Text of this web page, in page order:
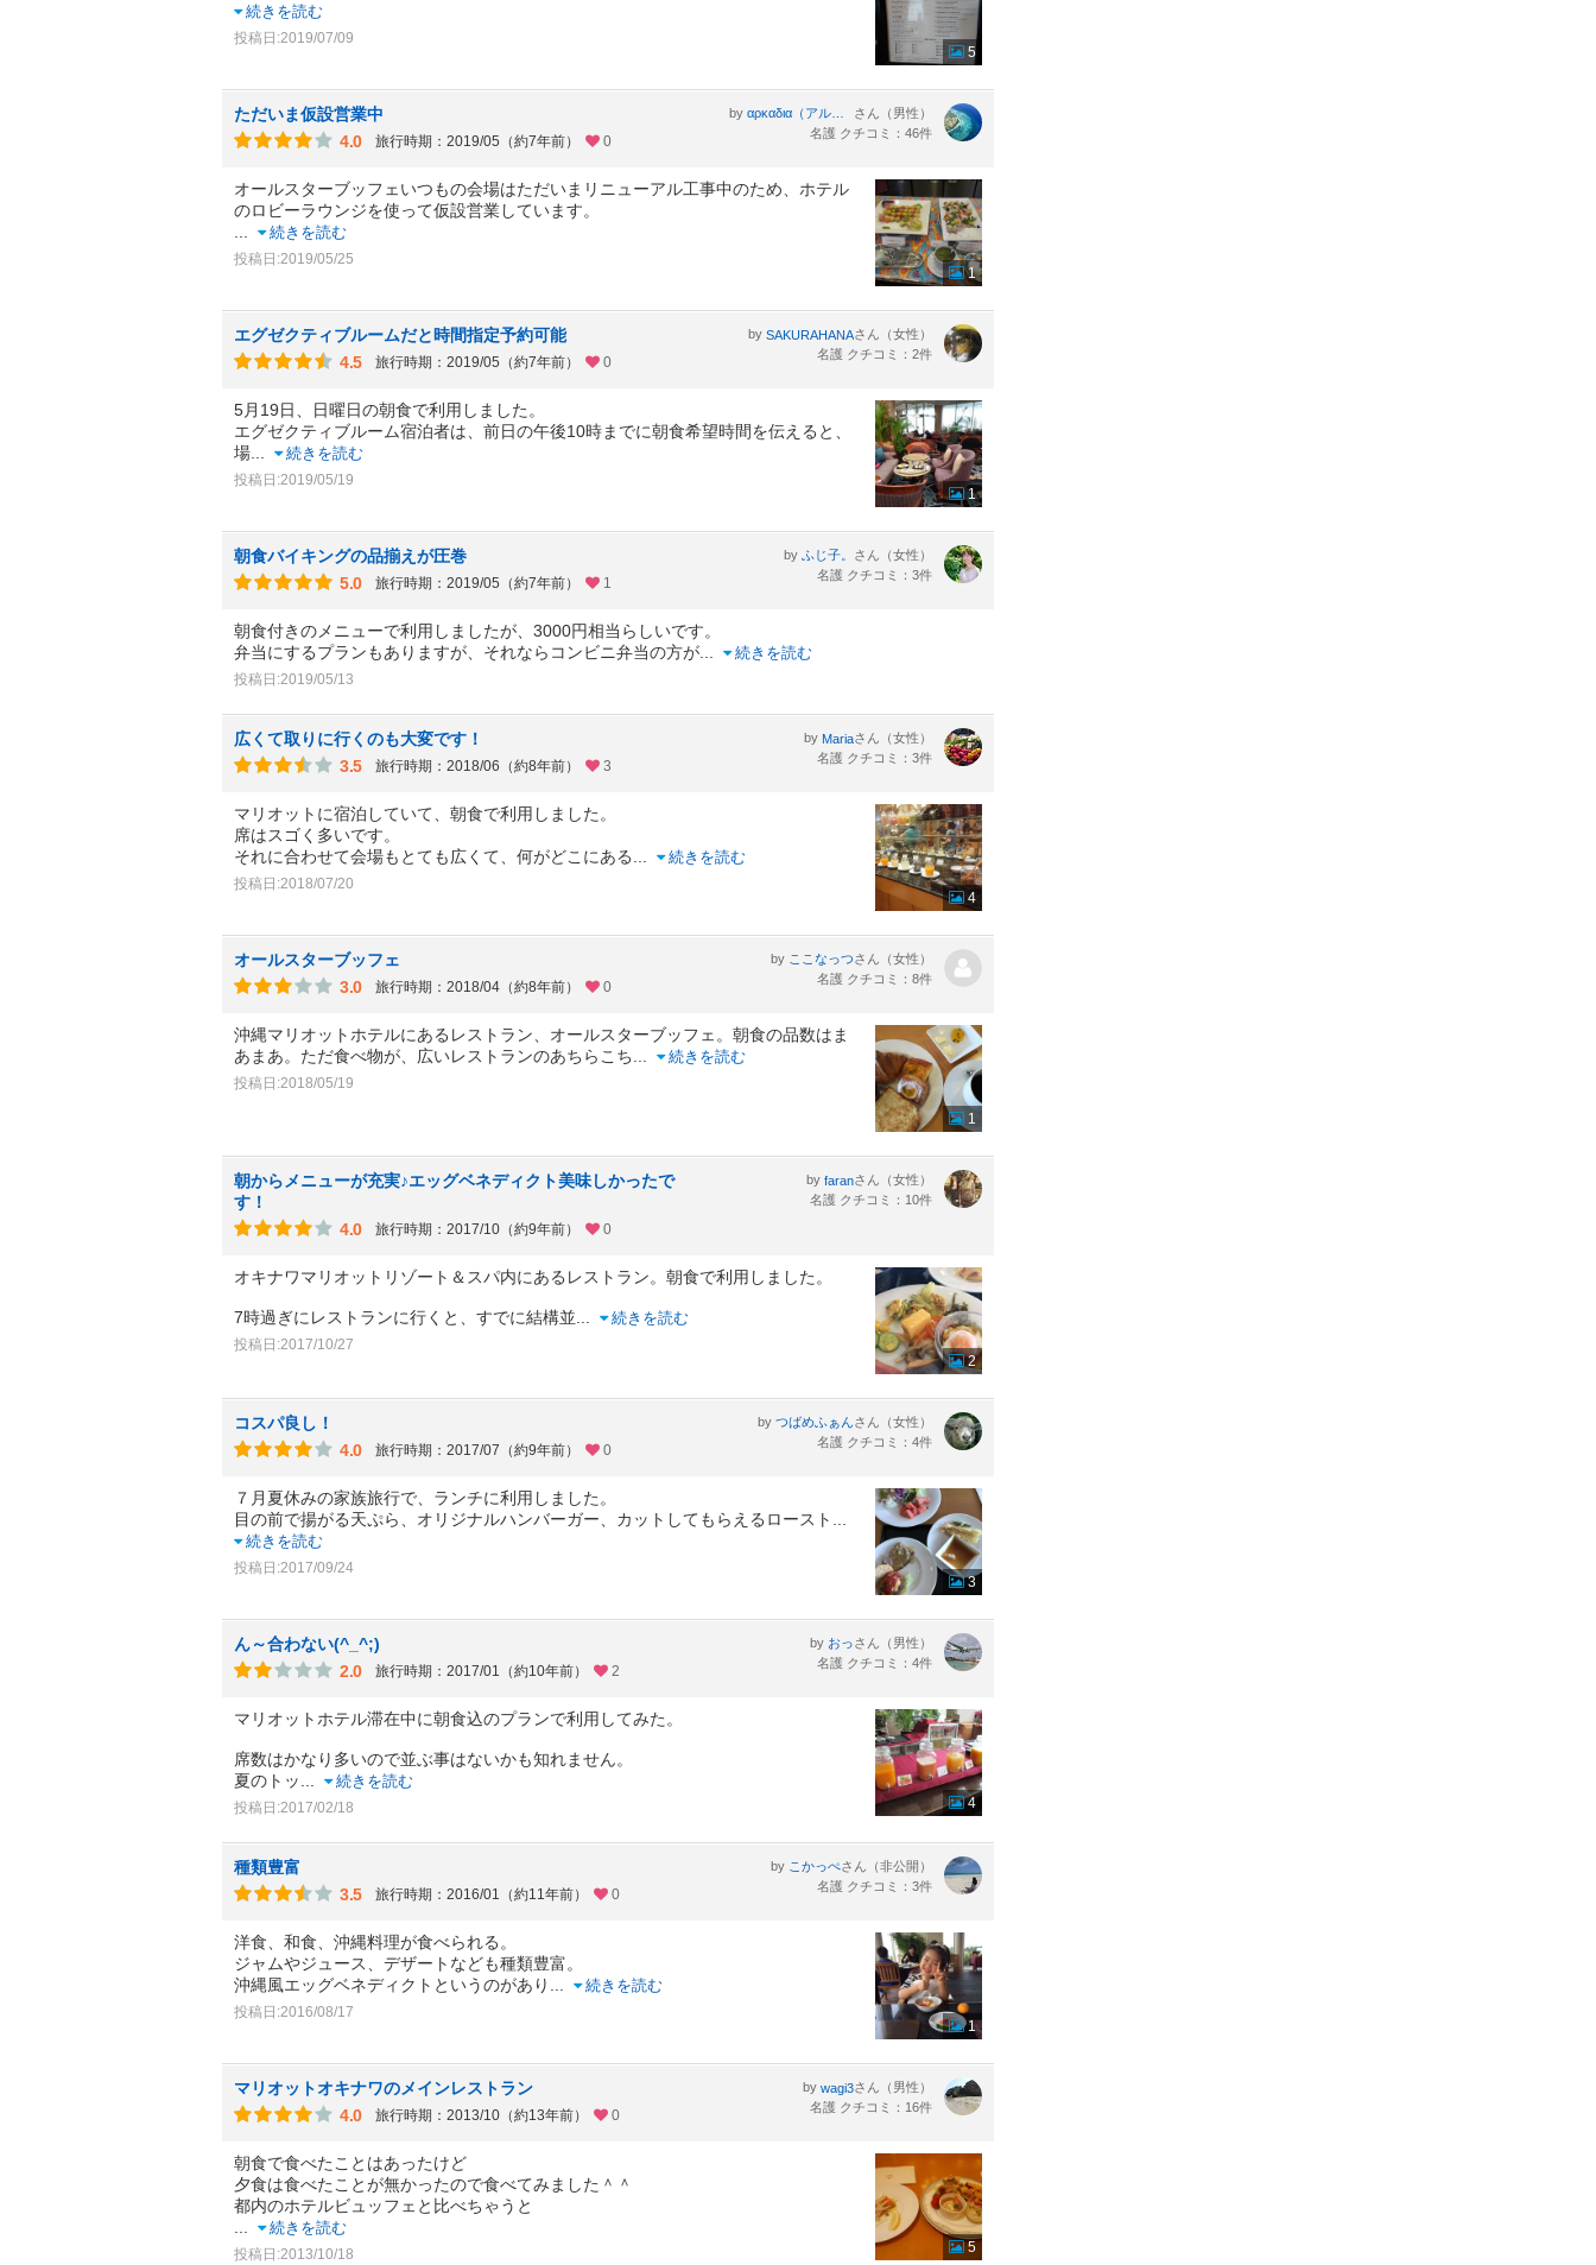
続きを読む
投稿日:2019/07/09
5
ただいま仮設営業中
4.0
旅行時期：2019/05（約7年前） 0
by
さん（男性）
名護 クチコミ：46件
オールスターブッフェいつもの会場はただいまリニューアル工事中のため、ホテル
のロビーラウンジを使って仮設営業しています。
続きを読む
投稿日:2019/05/25
1
エグゼクティブルームだと時間指定予約可能
4.5
旅行時期：2019/05（約7年前） 0
by SAKURAHANAさん（女性）
名護 クチコミ：2件
5月19日、日曜日の朝食で利用しました。
エグゼクティブルーム宿泊者は、前日の午後10時までに朝食希望時間を伝えると、
場
続きを読む
投稿日:2019/05/19
1
朝食バイキングの品揃えが圧巻
5.0
旅行時期：2019/05（約7年前） 1
by ふじ子。 さん（女性）
名護 クチコミ：3件
朝食付きのメニューで利用しましたが、3000円相当らしいです。
弁当にするプランもありますが、それならコンビニ弁当の方が
続きを読む
投稿日:2019/05/13
広くて取りに行くのも大変です！
3.5
旅行時期：2018/06（約8年前） 3
by Mariaさん（女性）
名護 クチコミ：3件
マリオットに宿泊していて、朝食で利用しました。
席はスゴく多いです。
それに合わせて会場もとても広くて、何がどこにある
続きを読む
投稿日:2018/07/20
4
オールスターブッフェ
3.0
旅行時期：2018/04（約8年前） 0
by ここなっつさん（女性）
名護 クチコミ：8件
沖縄マリオットホテルにあるレストラン、オールスターブッフェ。朝食の品数はま
あまあ。ただ食べ物が、広いレストランのあちらこち
続きを読む
投稿日:2018/05/19
1
朝からメニューが充実♪エッグベネディクト美味しかったで
す！
4.0
旅行時期：2017/10（約9年前） 0
by faranさん（女性）
名護 クチコミ：10件
オキナワマリオットリゾート＆スパ内にあるレストラン。朝食で利用しました。
7時過ぎにレストランに行くと、すでに結構並 続きを読む
投稿日:2017/10/27
2
コスパ良し！
4.0
旅行時期：2017/07（約9年前） 0
by つばめふぁんさん（女性）
名護 クチコミ：4件
７月夏休みの家族旅行で、ランチに利用しました。
目の前で揚がる天ぷら、オリジナルハンバーガー、カットしてもらえるロースト
続きを読む
投稿日:2017/09/24
3
ん～合わない(^_^;)
2.0
旅行時期：2017/01（約10年前） 2
by おっさん（男性）
名護 クチコミ：4件
マリオットホテル滞在中に朝食込のプランで利用してみた。
席数はかなり多いので並ぶ事はないかも知れません。
夏のトッ
続きを読む
投稿日:2017/02/18 4
種類豊富
3.5
旅行時期：2016/01（約11年前） 0
by こかっぺさん（非公開）
名護 クチコミ：3件
洋食、和食、沖縄料理が食べられる。
ジャムやジュース、デザートなども種類豊富。
沖縄風エッグベネディクトというのがあり
続きを読む
投稿日:2016/08/17
1
マリオットオキナワのメインレストラン
4.0
旅行時期：2013/10（約13年前） 0
by wagi3さん（男性）
名護 クチコミ：16件
朝食で食べたことはあったけど
夕食は食べたことが無かったので食べてみました＾＾
都内のホテルビュッフェと比べちゃうと
続きを読む
投稿日:2013/10/18 5